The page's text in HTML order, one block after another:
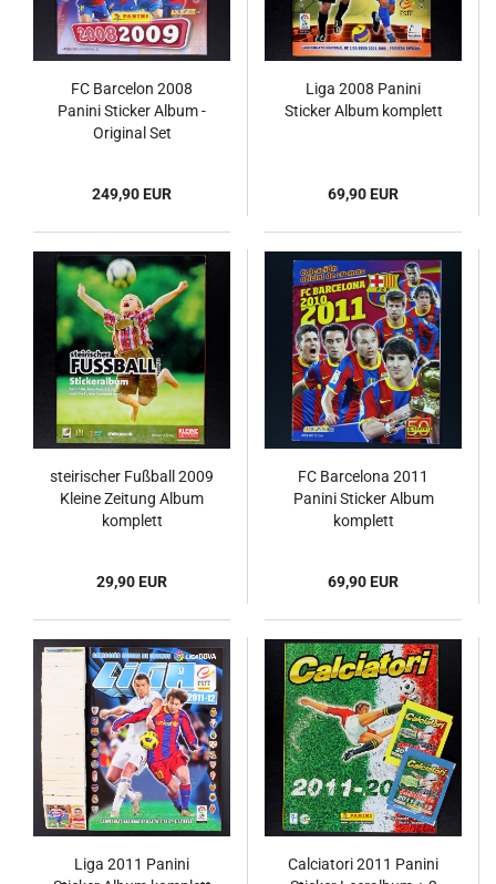
FC Barcelon 2008
Panini Sticker Album -
Original Set
249,90 EUR
Liga 2008 Panini
Sticker Album komplett
69,90 EUR
steirischer Fußball 2009
Kleine Zeitung Album
komplett
29,90 EUR
FC Barcelona 2011
Panini Sticker Album
komplett
69,90 EUR
Liga 2011 Panini
Calciatori 2011 Panini